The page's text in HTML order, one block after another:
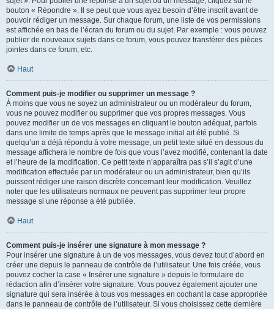
bouton « Répondre ». Il se peut que vous ayez besoin d’être inscrit avant de
pouvoir rédiger un message. Sur chaque forum, une liste de vos permissions
est affichée en bas de l’écran du forum ou du sujet. Par exemple : vous pouvez
publier de nouveaux sujets dans ce forum, vous pouvez transférer des pièces
jointes dans ce forum, etc.
Haut
Comment puis-je modifier ou supprimer un message ?
À moins que vous ne soyez un administrateur ou un modérateur du forum,
vous ne pouvez modifier ou supprimer que vos propres messages. Vous
pouvez modifier un de vos messages en cliquant le bouton adéquat, parfois
dans une limite de temps après que le message initial ait été publié. Si
quelqu’un a déjà répondu à votre message, un petit texte situé en dessous du
message affichera le nombre de fois que vous l’avez modifié, contenant la date
et l’heure de la modification. Ce petit texte n’apparaîtra pas s’il s’agit d’une
modification effectuée par un modérateur ou un administrateur, bien qu’ils
puissent rédiger une raison discrète concernant leur modification. Veuillez
noter que les utilisateurs normaux ne peuvent pas supprimer leur propre
message si une réponse a été publiée.
Haut
Comment puis-je insérer une signature à mon message ?
Pour insérer une signature à un de vos messages, vous devez tout d’abord en
créer une depuis le panneau de contrôle de l’utilisateur. Une fois créée, vous
pouvez cocher la case « Insérer une signature » depuis le formulaire de
rédaction afin d’insérer votre signature. Vous pouvez également ajouter une
signature qui sera insérée à tous vos messages en cochant la case appropriée
dans le panneau de contrôle de l’utilisateur. Si vous choisissez cette dernière